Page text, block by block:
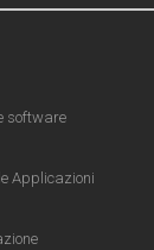
software
Applicazioni